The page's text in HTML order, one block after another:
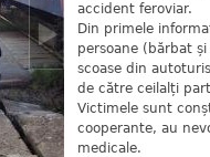
accident feroviar.
Din primele
persoane (bărbat
scoase din
de către ceilalți
Victimele sunt
cooperante, au
medicale.